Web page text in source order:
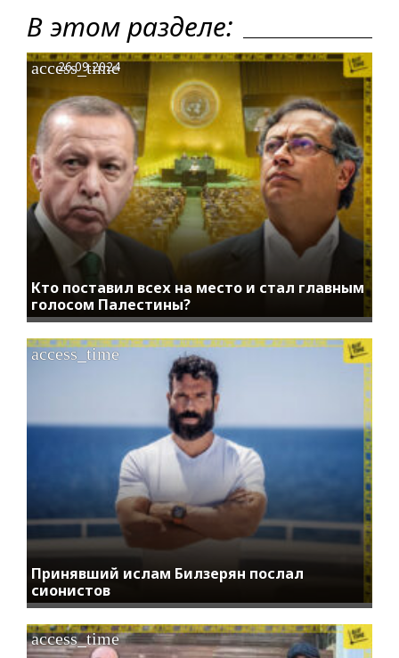
В этом разделе:
Кто поставил всех на место и стал главным
голосом Палестины?
access_time
26.09.2024
Принявший ислам Билзерян послал
сионистов
access_time
access_time